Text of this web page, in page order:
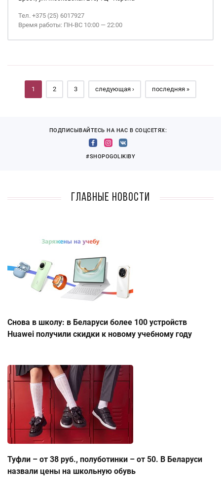
Тел. +375 (25) 6017927
Время работы: ПН-ВС 10:00 — 22:00
Страницы
1 2 3 следующая › последняя »
ПОДПИСЫВАЙТЕСЬ НА НАС В СОЦСЕТЯХ:
#SHOPOGOLIKIBY
Главные новости
Снова в школу: в Беларуси более 100 устройств
Huawei получили скидки к новому учебному году
Туфли – от 38 руб., полуботинки – от 50. В Беларуси
назвали цены на школьную обувь